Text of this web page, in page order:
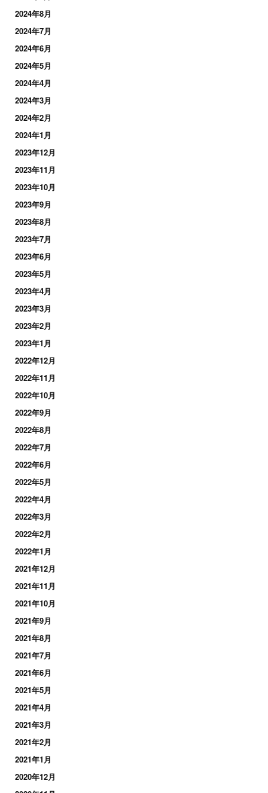
2024年8月
2024年7月
2024年6月
2024年5月
2024年4月
2024年3月
2024年2月
2024年1月
2023年12月
2023年11月
2023年10月
2023年9月
2023年8月
2023年7月
2023年6月
2023年5月
2023年4月
2023年3月
2023年2月
2023年1月
2022年12月
2022年11月
2022年10月
2022年9月
2022年8月
2022年7月
2022年6月
2022年5月
2022年4月
2022年3月
2022年2月
2022年1月
2021年12月
2021年11月
2021年10月
2021年9月
2021年8月
2021年7月
2021年6月
2021年5月
2021年4月
2021年3月
2021年2月
2021年1月
2020年12月